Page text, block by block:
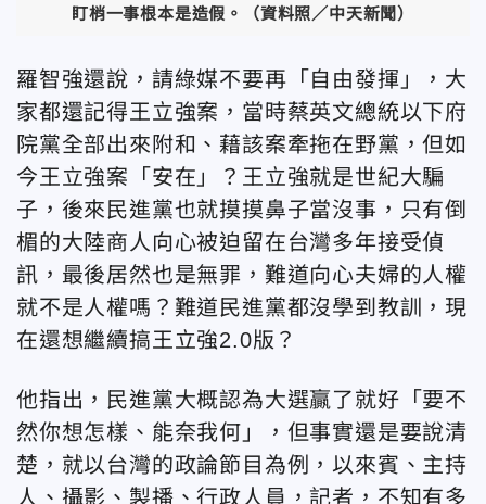
盯梢一事根本是造假。（資料照／中天新聞）
羅智強還說，請綠媒不要再「自由發揮」，大
家都還記得王立強案，當時蔡英文總統以下府
院黨全部出來附和、藉該案牽拖在野黨，但如
今王立強案「安在」？王立強就是世紀大騙
子，後來民進黨也就摸摸鼻子當沒事，只有倒
楣的大陸商人向心被迫留在台灣多年接受偵
訊，最後居然也是無罪，難道向心夫婦的人權
就不是人權嗎？難道民進黨都沒學到教訓，現
在還想繼續搞王立強2.0版？
他指出，民進黨大概認為大選贏了就好「要不
然你想怎樣、能奈我何」，但事實還是要說清
楚，就以台灣的政論節目為例，以來賓、主持
人、攝影、製播、行政人員，記者，不知有多